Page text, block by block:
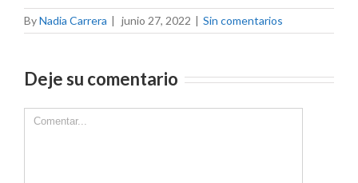
ByNadia Carrera | junio 27, 2022 | Sin comentarios
Deje su comentario
Comment